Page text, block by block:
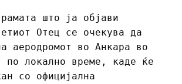
што ја објави
Отец се очекува да
аеродромот во Анкара во
по локално време, каде ќе
со официјална